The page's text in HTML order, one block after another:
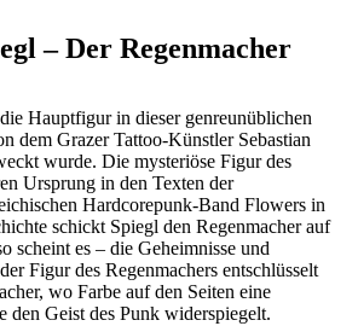
– Der Regenmacher
Hauptfigur in dieser genreunüblichen
dem Grazer Tattoo-Künstler Sebastian
wurde. Die mysteriöse Figur des
Ursprung in den Texten der
Hardcorepunk-Band Flowers in
schickt Spiegl den Regenmacher auf
scheint es – die Geheimnisse und
Figur des Regenmachers entschlüsselt
wo Farbe auf den Seiten eine
den Geist des Punk widerspiegelt.